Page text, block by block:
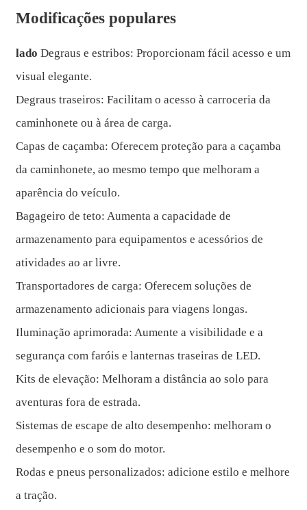
Modificações populares
lado Degraus e estribos: Proporcionam fácil acesso e um
visual elegante.
Degraus traseiros: Facilitam o acesso à carroceria da
caminhonete ou à área de carga.
Capas de caçamba: Oferecem proteção para a caçamba
da caminhonete, ao mesmo tempo que melhoram a
aparência do veículo.
Bagageiro de teto: Aumenta a capacidade de
armazenamento para equipamentos e acessórios de
atividades ao ar livre.
Transportadores de carga: Oferecem soluções de
armazenamento adicionais para viagens longas.
Iluminação aprimorada: Aumente a visibilidade e a
segurança com faróis e lanternas traseiras de LED.
Kits de elevação: Melhoram a distância ao solo para
aventuras fora de estrada.
Sistemas de escape de alto desempenho: melhoram o
desempenho e o som do motor.
Rodas e pneus personalizados: adicione estilo e melhore
a tração.